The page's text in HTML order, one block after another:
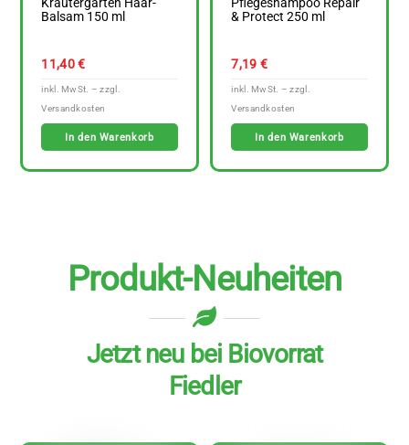
Balsam 150 ml
11,40€
In den Warenkorb
& ​Protect 250 ml
7,19 €
In den Warenkorb
Produkt-Neuheiten
Jetzt neu bei Biovorrat
Fiedler